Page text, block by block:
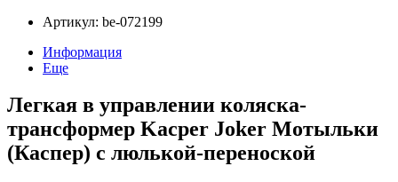
Артикул: be-072199
Информация
Еще
Легкая в управлении коляска-
трансформер Kacper Joker Мотыльки
(Каспер) с люлькой-переноской